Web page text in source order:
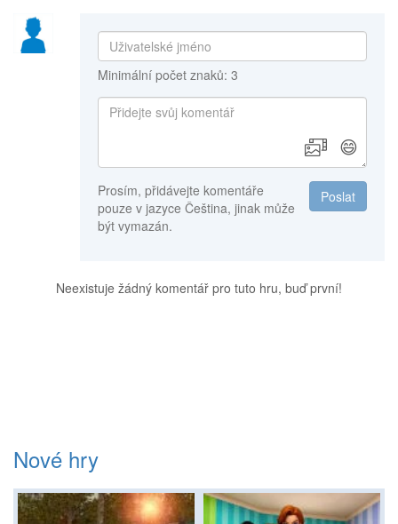
Minimální počet znaků: 3
😄
Poslat
Prosím, přidávejte komentáře
pouze v jazyce Čeština, jinak může
být vymazán.
Neexistuje žádný komentář pro tuto hru, buď první!
Nové hry